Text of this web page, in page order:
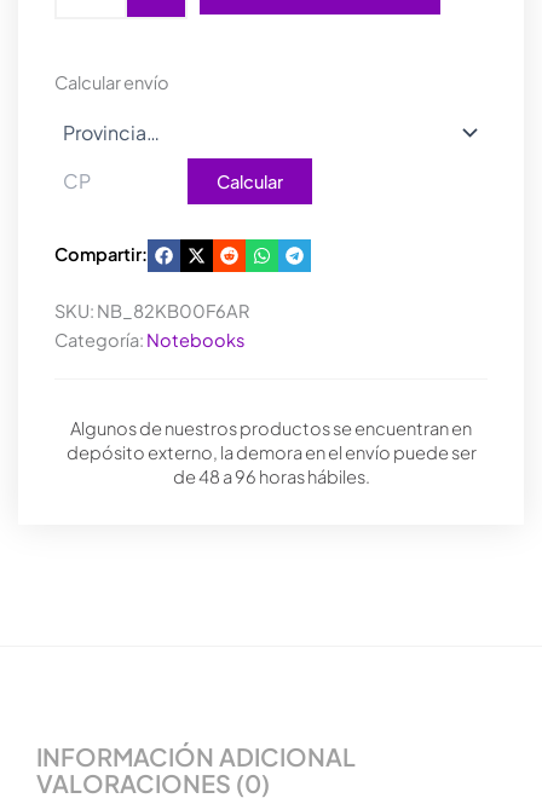
FREE
DOS15
Calcular envío
Calcular
Compartir:
SKU: NB_82KB00F6AR
Categoría: Notebooks
Algunos de nuestros productos se encuentran en
depósito externo, la demora en el envío puede ser
de 48 a 96 horas hábiles.
INFORMACIÓN ADICIONAL
VALORACIONES (0)